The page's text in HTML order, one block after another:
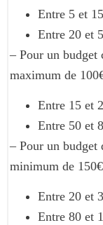
Entre 5 et
Entre 20 et
– Pour un
maximum de
Entre 15 et
Entre 50 et
– Pour un
minimum de
Entre 20 et
Entre 80 et